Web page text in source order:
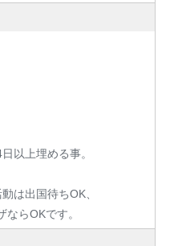
以上埋める事。
は出国待ちOK、
らOKです。